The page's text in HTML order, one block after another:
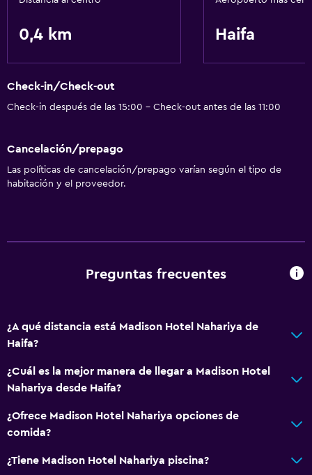
Servicios básicos
Wifi gratis
0,4 km Haifa
Check-in/Check-out
Check-in después de las 15:00 - Check-out antes de las 11:00
Cancelación/prepago
Las políticas de cancelación/prepago varían según el tipo de
habitación y el proveedor.
Preguntas frecuentes
¿A qué distancia está Madison Hotel Nahariya de
Haifa?
¿Cuál es la mejor manera de llegar a Madison Hotel
Nahariya desde Haifa?
¿Ofrece Madison Hotel Nahariya opciones de
comida?
¿Tiene Madison Hotel Nahariya piscina?